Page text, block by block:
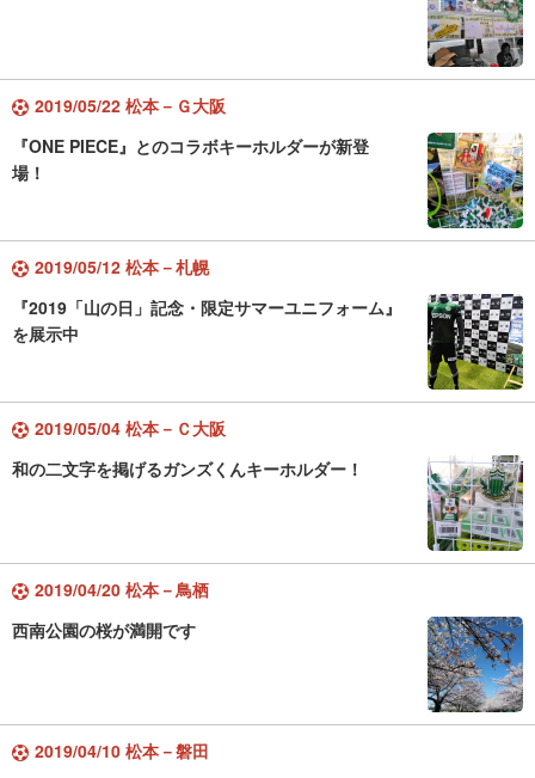
2019/05/22 松本－Ｇ大阪
『ONE PIECE』とのコラボキーホルダーが新登
場！
2019/05/12 松本－札幌
『2019「山の日」記念・限定サマーユニフォーム』
を展示中
2019/05/04 松本－Ｃ大阪
和の二文字を掲げるガンズくんキーホルダー！
2019/04/20 松本－鳥栖
西南公園の桜が満開です
2019/04/10 松本－磐田